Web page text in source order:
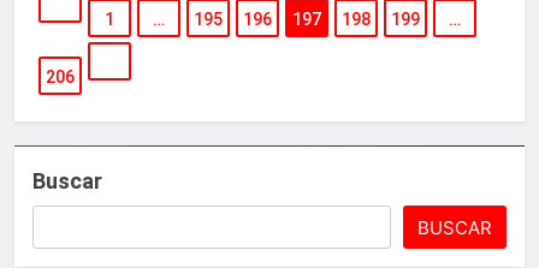
1 … 195 196 197 198 199 …
206
Buscar
BUSCAR